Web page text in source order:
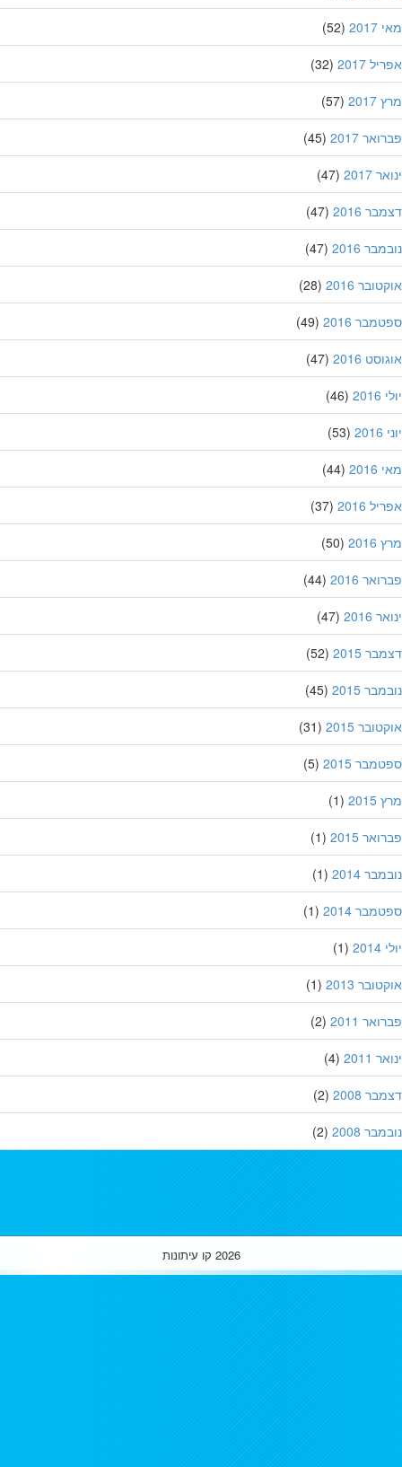
(52)
2017
(32)
(57)
2017
(45)
2017
(47)
2016
(47)
2016
(47)
2016
(28)
2016
(49)
2016
(47)
(46)
(53)
(44)
2016
(37)
(50)
2016
(44)
2016
(47)
2015
(52)
2015
(45)
2015
(31)
2015
(5)
(1)
2015
(1)
2014
(1)
2014
(1)
(1)
2013
(1)
2011
(2)
2011
(4)
2008
(2)
2008
(2)
2026 קו עיתונות